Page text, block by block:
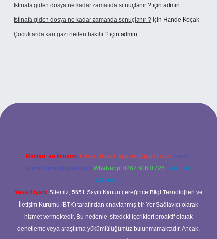
Istinafa giden dosya ne kadar zamanda sonuçlanır ? için admin
Istinafa giden dosya ne kadar zamanda sonuçlanır ? için Hande Koçak
Çocuklarda kan gazı neden bakılır ? için admin
www.tulipbet.online/
Reklam ve İletişim: E-mail: backlinkpaneli@gmail.com Teams:
forumhizmeti@gmail.com Whatsapp: 0262 606 0 726 Telegram:
@karabul
Yasal Uyarı: Sitemiz, 5651 Sayılı Kanun gereğince Bilgi Teknolojileri ve
İletişim Kurumu (BTK) tarafından onaylanmış bir Yer Sağlayıcı olarak
hizmet vermektedir. Bu nedenle, sitedeki içerikleri proaktif olarak
denetleme veya araştırma yükümlülüğümüz bulunmamaktadır. Ancak,